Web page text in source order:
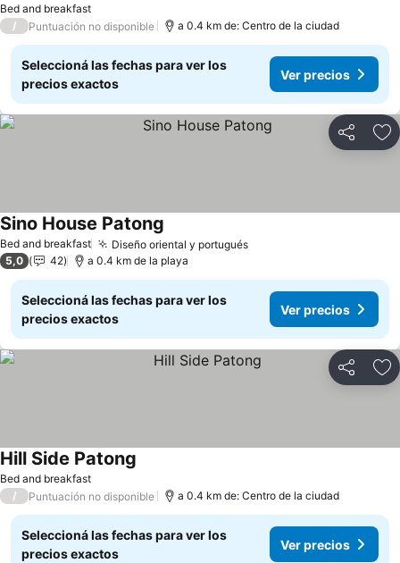
Bed and breakfast
/ Puntuación no disponible a 0.4 km de: Centro de la ciudad
Seleccioná las fechas para ver los
precios exactos
Ver precios
Compartir
Bed and breakfast Diseño oriental y portugués
Sino House Patong
5,0 42 a 0.4 km de la playa
Seleccioná las fechas para ver los
precios exactos
Ver precios
Compartir
Bed and breakfast
Hill Side Patong
/ Puntuación no disponible a 0.4 km de: Centro de la ciudad
Seleccioná las fechas para ver los
precios exactos
Ver precios